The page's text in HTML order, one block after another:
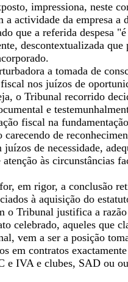
impressiona, neste
a actividade da empresa
que a referida despesa
descontextualizada
a tomada de
nos juízos de
o Tribunal recorrido
e
fiscal na
carecendo de
juízos de necessidade,
às circunstâncias
em rigor, a conclusão
à aquisição do
o Tribunal justifica a
celebrado, aqueles que
vem a ser a posição
em contratos
e IVA e clubes, SAD ou